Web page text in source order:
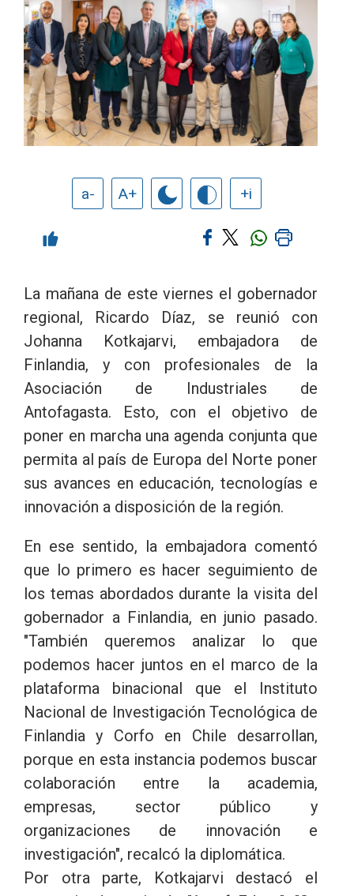
a- A+ +i
La mañana de este viernes el gobernador
regional, Ricardo Díaz, se reunió con
Johanna Kotkajarvi, embajadora de
Finlandia, y con profesionales de la
Asociación de Industriales de
Antofagasta. Esto, con el objetivo de
poner en marcha una agenda conjunta que
permita al país de Europa del Norte poner
sus avances en educación, tecnologías e
innovación a disposición de la región.
En ese sentido, la embajadora comentó
que lo primero es hacer seguimiento de
los temas abordados durante la visita del
gobernador a Finlandia, en junio pasado.
"También queremos analizar lo que
podemos hacer juntos en el marco de la
plataforma binacional que el Instituto
Nacional de Investigación Tecnológica de
Finlandia y Corfo en Chile desarrollan,
porque en esta instancia podemos buscar
colaboración entre la academia,
empresas, sector público y
organizaciones de innovación e
investigación", recalcó la diplomática.
Por otra parte, Kotkajarvi destacó el